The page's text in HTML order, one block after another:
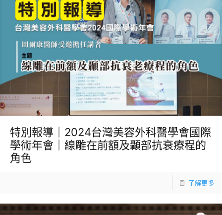
特別報導｜2024台灣美容外科醫學會國際
學術年會｜線雕在前額及顳部抗衰療程的
角色
了解更多